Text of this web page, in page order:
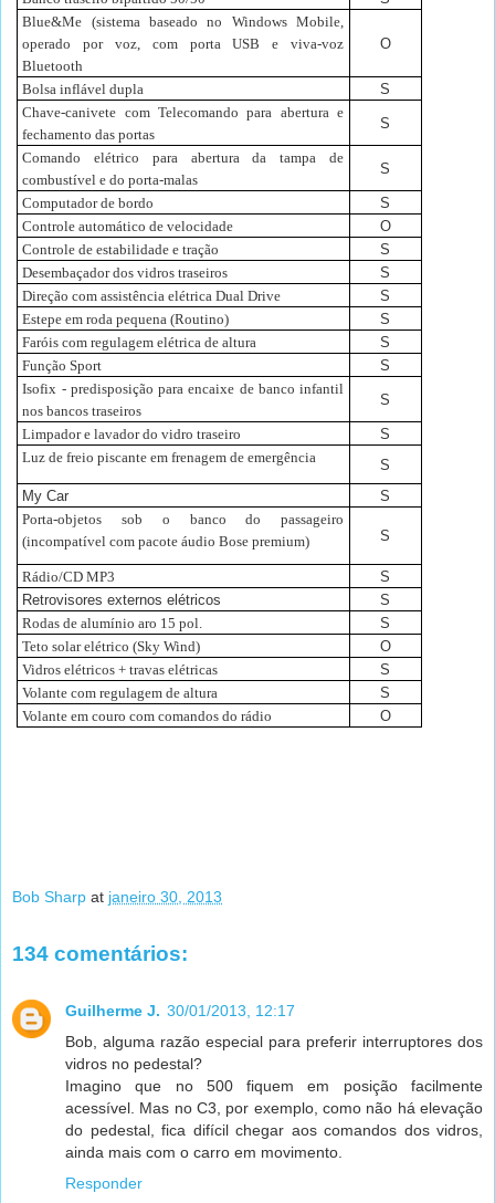
Blue&Me (sistema baseado no Windows Mobile,
operado por voz, com porta USB e viva-voz
Bluetooth
O
Bolsa inflável dupla
S
Chave-canivete com Telecomando para abertura e
fechamento das portas
S
Comando elétrico para abertura da tampa de
combustível e do porta-malas
S
Computador de bordo
S
Controle automático de velocidade
O
Controle de estabilidade e tração
S
Desembaçador dos vidros traseiros
S
Direção com assistência elétrica Dual Drive
S
Estepe em roda pequena (Routino)
S
Faróis com regulagem elétrica de altura
S
Função Sport
S
Isofix - predisposição para encaixe de banco infantil
nos bancos traseiros
S
Limpador e lavador do vidro traseiro
S
Luz de freio piscante em frenagem de emergência
S
My Car
S
Porta-objetos sob o banco do passageiro
(incompatível com pacote áudio Bose premium)
S
Rádio/CD MP3
S
Retrovisores externos elétricos
S
Rodas de alumínio aro 15 pol.
S
Teto solar elétrico (Sky Wind)
O
Vidros elétricos + travas elétricas
S
Volante com regulagem de altura
S
Volante em couro com comandos do rádio
O
Bob Sharp at janeiro 30, 2013
134 comentários:
Guilherme J. 30/01/2013, 12:17
Bob, alguma razão especial para preferir interruptores dos
vidros no pedestal?
Imagino que no 500 fiquem em posição facilmente
acessível. Mas no C3, por exemplo, como não há elevação
do pedestal, fica difícil chegar aos comandos dos vidros,
ainda mais com o carro em movimento.
Responder